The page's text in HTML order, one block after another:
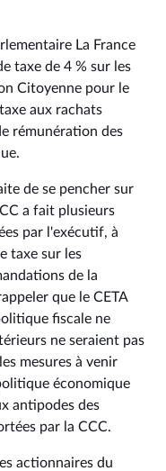
La France
taxe de 4 % sur les
Citoyenne pour le
aux rachats
rémunération des
de se pencher sur
a fait plusieurs
par l'exécutif, à
taxe sur les
de la
que le CETA
fiscale ne
ne seraient pas
mesures à venir
économique
antipodes des
par la CCC.
actionnaires du